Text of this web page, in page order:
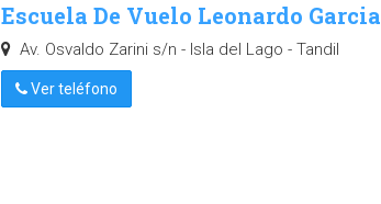
Escuela De Vuelo Leonardo Garcia
Av. Osvaldo Zarini s/n - Isla del Lago - Tandil
Ver teléfono